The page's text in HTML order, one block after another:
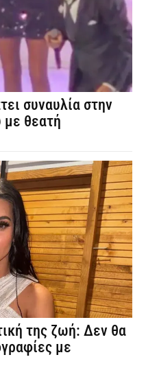
συναυλία στην
με θεατή
της ζωή: Δεν θα
με